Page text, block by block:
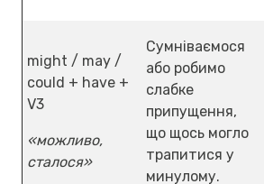
might / may /
could + have +
V3
«можливо,
сталося»
Сумніваємося
або робимо
слабке
припущення,
що щось могло
трапитися у
минулому.